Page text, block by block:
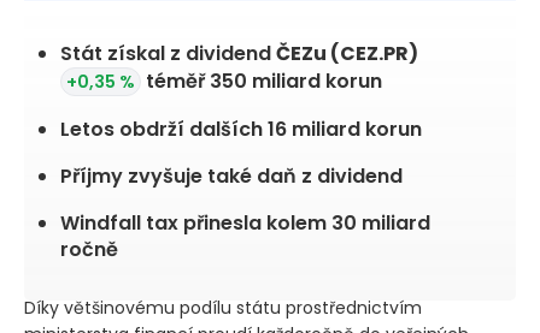
CEZ.PR 1 359,00 -0,73 %
Stát získal z dividendČEZu(CEZ.PR)
+0,35 % téměř 350 miliard korun
Letos obdrží dalších 16 miliard korun
Příjmy zvyšuje také daň z dividend
Windfall tax přinesla kolem 30 miliard